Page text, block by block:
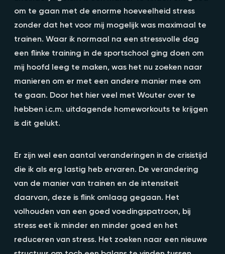
om te gaan met de enorme hoeveelheid stress
zonder dat het voor mij mogelijk was maximaal te
trainen. Waar ik normaal na een stressvolle dag
een flinke training in de sportschool ging doen om
mij hoofd leeg te maken, was het nu zoeken naar
manieren om er met een andere manier mee om
te gaan. Door het hier veel met Wouter over te
hebben i.c.m. uitdagende homeworkouts te krijgen
is dit gelukt.
Er zijn wel een aantal veranderingen in de crisistijd
die ik als erg lastig heb ervaren. De verandering
van de manier van trainen en de intensiteit
daarvan, deze is flink omlaag gegaan. Het
volhouden van een goed voedingspatroon, bij
stress eet ik minder en minder goed en het
reduceren van stress. Het zoeken naar een nieuwe